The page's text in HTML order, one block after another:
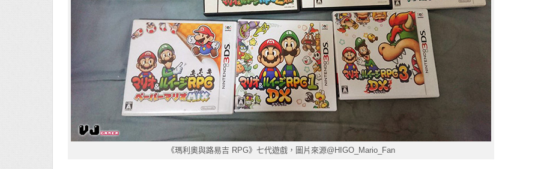
《瑪利奧與路易吉 RPG》七代遊戲，圖片來源@HIGO_Mario_Fan